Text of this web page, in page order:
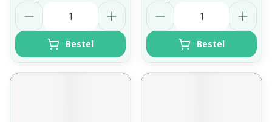
Aantal
Bestel
Aantal
Bestel